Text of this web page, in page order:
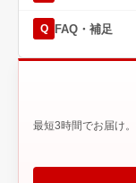
Q FAQ・補足
最短3時間でお届け